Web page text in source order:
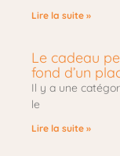
Lire la suite »
Le cadeau
fond d’un
Il y a une
le
Lire la suite »